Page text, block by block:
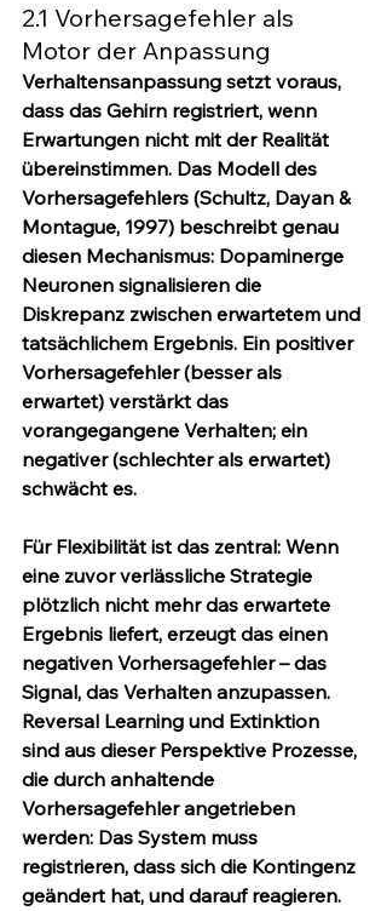
2.1 Vorhersagefehler als
Motor der Anpassung
Verhaltensanpassung setzt voraus,
dass das Gehirn registriert, wenn
Erwartungen nicht mit der Realität
übereinstimmen. Das Modell des
Vorhersagefehlers (Schultz, Dayan &
Montague, 1997) beschreibt genau
diesen Mechanismus: Dopaminerge
Neuronen signalisieren die
Diskrepanz zwischen erwartetem und
tatsächlichem Ergebnis. Ein positiver
Vorhersagefehler (besser als
erwartet) verstärkt das
vorangegangene Verhalten; ein
negativer (schlechter als erwartet)
schwächt es.
Für Flexibilität ist das zentral: Wenn
eine zuvor verlässliche Strategie
plötzlich nicht mehr das erwartete
Ergebnis liefert, erzeugt das einen
negativen Vorhersagefehler – das
Signal, das Verhalten anzupassen.
Reversal Learning und Extinktion
sind aus dieser Perspektive Prozesse,
die durch anhaltende
Vorhersagefehler angetrieben
werden: Das System muss
registrieren, dass sich die Kontingenz
geändert hat, und darauf reagieren.